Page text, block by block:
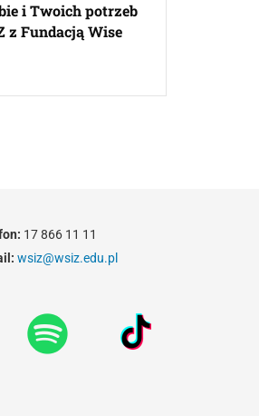
i Twoich potrzeb
z Fundacją Wise
17 866 11 11
wsiz@wsiz.edu.pl